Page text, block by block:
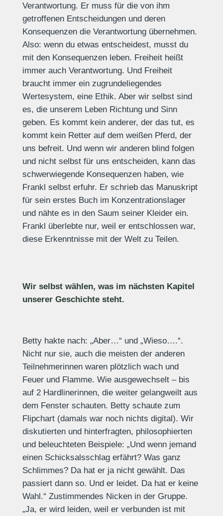
Verantwortung. Er muss für die von ihm
getroffenen Entscheidungen und deren
Konsequenzen die Verantwortung übernehmen.
Also: wenn du etwas entscheidest, musst du
mit den Konsequenzen leben. Freiheit heißt
immer auch Verantwortung. Und Freiheit
braucht immer ein zugrundeliegendes
Wertesystem, eine Ethik. Aber wir selbst sind
es, die unserem Leben Richtung und Sinn
geben. Es kommt kein anderer, der das tut, es
kommt kein Retter auf dem weißen Pferd, der
uns befreit. Und wenn wir anderen blind folgen
und nicht selbst für uns entscheiden, kann das
schwerwiegende Konsequenzen haben, wie
Frankl selbst erfuhr. Er schrieb das Manuskript
für sein erstes Buch im Konzentrationslager
und nähte es in den Saum seiner Kleider ein.
Frankl überlebte nur, weil er entschlossen war,
diese Erkenntnisse mit der Welt zu Teilen.
Wir selbst wählen, was im nächsten Kapitel
unserer Geschichte steht.
Betty hakte nach: „Aber…“ und „Wieso….“.
Nicht nur sie, auch die meisten der anderen
Teilnehmerinnen waren plötzlich wach und
Feuer und Flamme. Wie ausgewechselt – bis
auf 2 Hardlinerinnen, die weiter gelangweilt aus
dem Fenster schauten. Betty schaute zum
Flipchart (damals war noch nichts digital). Wir
diskutierten und hinterfragten, philosophierten
und beleuchteten Beispiele: „Und wenn jemand
einen Schicksalsschlag erfährt? Was ganz
Schlimmes? Da hat er ja nicht gewählt. Das
passiert dann so. Und er leidet. Da hat er keine
Wahl.“ Zustimmendes Nicken in der Gruppe.
„Ja, er wird leiden, weil er verbunden ist mit